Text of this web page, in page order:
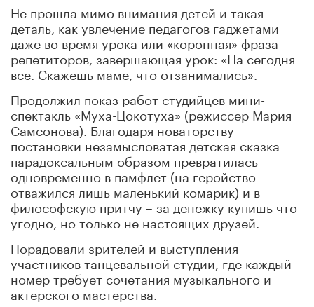
Не прошла мимо внимания детей и такая
деталь, как увлечение педагогов гаджетами
даже во время урока или «коронная» фраза
репетиторов, завершающая урок: «На сегодня
все. Скажешь маме, что отзанимались».
Продолжил показ работ студийцев мини-
спектакль «Муха-Цокотуха» (режиссер Мария
Самсонова). Благодаря новаторству
постановки незамысловатая детская сказка
парадоксальным образом превратилась
одновременно в памфлет (на геройство
отважился лишь маленький комарик) и в
философскую притчу – за денежку купишь что
угодно, но только не настоящих друзей.
Порадовали зрителей и выступления
участников танцевальной студии, где каждый
номер требует сочетания музыкального и
актерского мастерства.